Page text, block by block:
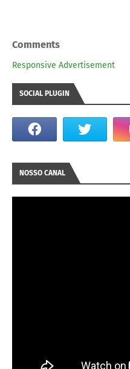
Comments
Responsive Advertisement
SOCIAL PLUGIN
NOSSO CANAL